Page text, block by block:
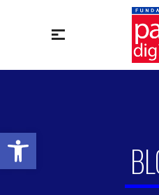
Abrir barra de herramientas